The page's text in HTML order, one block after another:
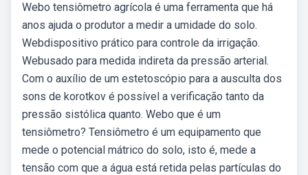
Webo tensiômetro agrícola é uma ferramenta que há
anos ajuda o produtor a medir a umidade do solo.
Webdispositivo prático para controle da irrigação.
Webusado para medida indireta da pressão arterial.
Com o auxílio de um estetoscópio para a ausculta dos
sons de korotkov é possível a verificação tanto da
pressão sistólica quanto. Webo que é um
tensiômetro? Tensiômetro é um equipamento que
mede o potencial mátrico do solo, isto é, mede a
tensão com que a água está retida pelas partículas do